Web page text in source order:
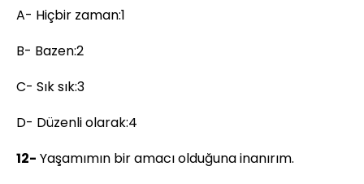
A- Hiçbir zaman:1
B- Bazen:2
C- Sık sık:3
D- Düzenli olarak:4
12- Yaşamımın bir amacı olduğuna inanırım.